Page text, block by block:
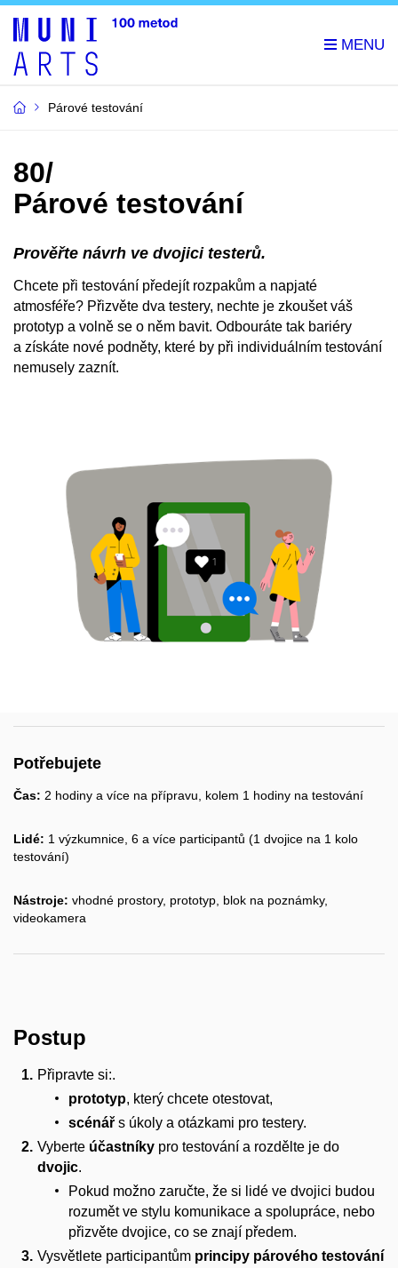
Párové testování
80/
Párové testování
Prověřte návrh ve dvojici testerů.
Chcete při testování předejít rozpakům a napjaté
atmosféře? Přizvěte dva testery, nechte je zkoušet váš
prototyp a volně se o něm bavit. Odbouráte tak bariéry
a získáte nové podněty, které by při individuálním testování
nemusely zaznít.
Potřebujete
Čas: 2 hodiny a více na přípravu, kolem 1 hodiny na testování
Lidé: 1 výzkumnice, 6 a více participantů (1 dvojice na 1 kolo
testování)
Nástroje: vhodné prostory, prototyp, blok na poznámky,
videokamera
Postup
Připravte si:.
prototyp, který chcete otestovat,
scénářs úkoly a otázkami pro testery.
Vyberte účastníkypro testování a rozdělte je do
dvojic.
Pokud možno zaručte, že si lidé ve dvojici budou
rozumět ve stylu komunikace a spolupráce, nebo
přizvěte dvojice, co se znají předem.
Vysvětlete participantům principy párového testování